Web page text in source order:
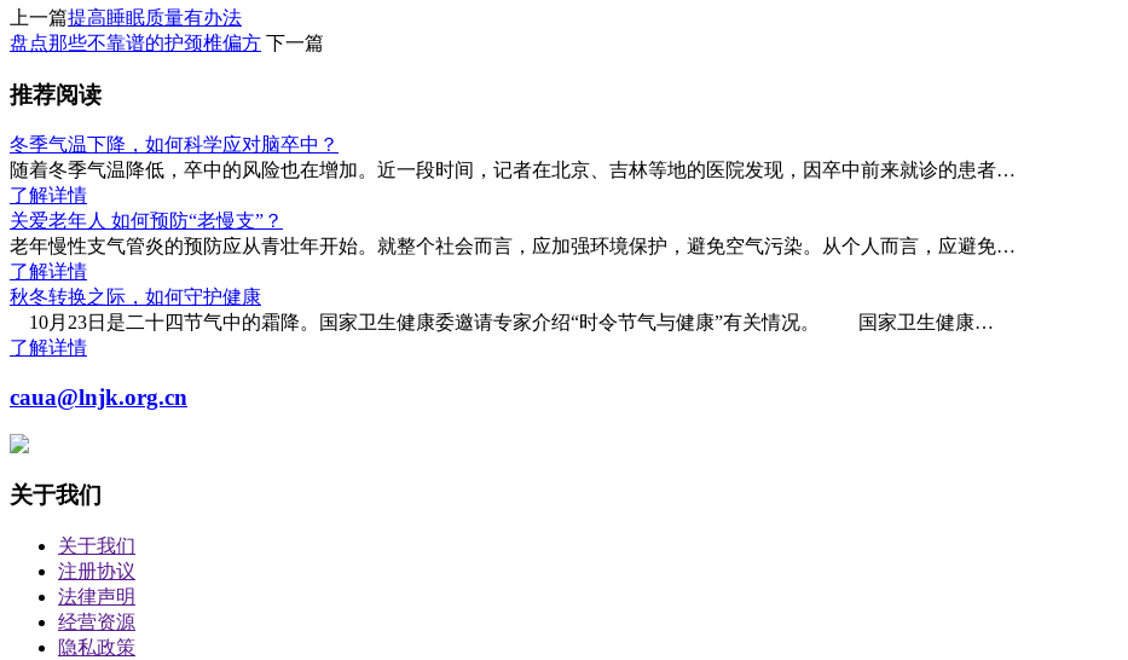
上一篇提高睡眠质量有办法
盘点那些不靠谱的护颈椎偏方 下一篇
推荐阅读
冬季气温下降，如何科学应对脑卒中？
随着冬季气温降低，卒中的风险也在增加。近一段时间，记者在北京、吉林等地的医院发现，因卒中前来就诊的患者…
了解详情
关爱老年人 如何预防“老慢支”？
老年慢性支气管炎的预防应从青壮年开始。就整个社会而言，应加强环境保护，避免空气污染。从个人而言，应避免…
了解详情
秋冬转换之际，如何守护健康
10月23日是二十四节气中的霜降。国家卫生健康委邀请专家介绍“时令节气与健康”有关情况。 国家卫生健康…
了解详情
caua@lnjk.org.cn
关于我们
关于我们
注册协议
法律声明
经营资源
隐私政策